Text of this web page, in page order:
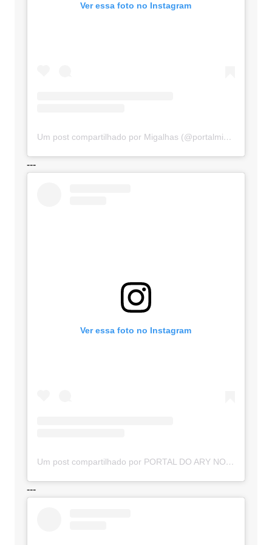
Ver essa foto no Instagram
Um post compartilhado por Migalhas (@portalmigalhas)
---
Ver essa foto no Instagram
Um post compartilhado por PORTAL DO ARY NOTÍCIAS (@portaldoarynoticias)
---